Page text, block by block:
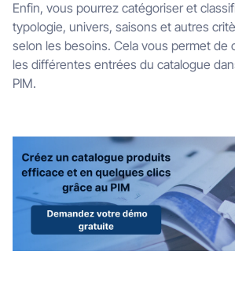
Enfin, vous pourrez catégoriser et
typologie, univers, saisons et autres
selon les besoins. Cela vous permet de
les différentes entrées du catalogue
PIM.